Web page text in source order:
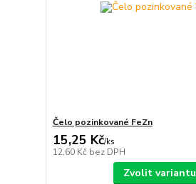
Čelo pozinkované FeZn
15,25 Kč/ks
12,60 Kč bez DPH
Zvolit variantu